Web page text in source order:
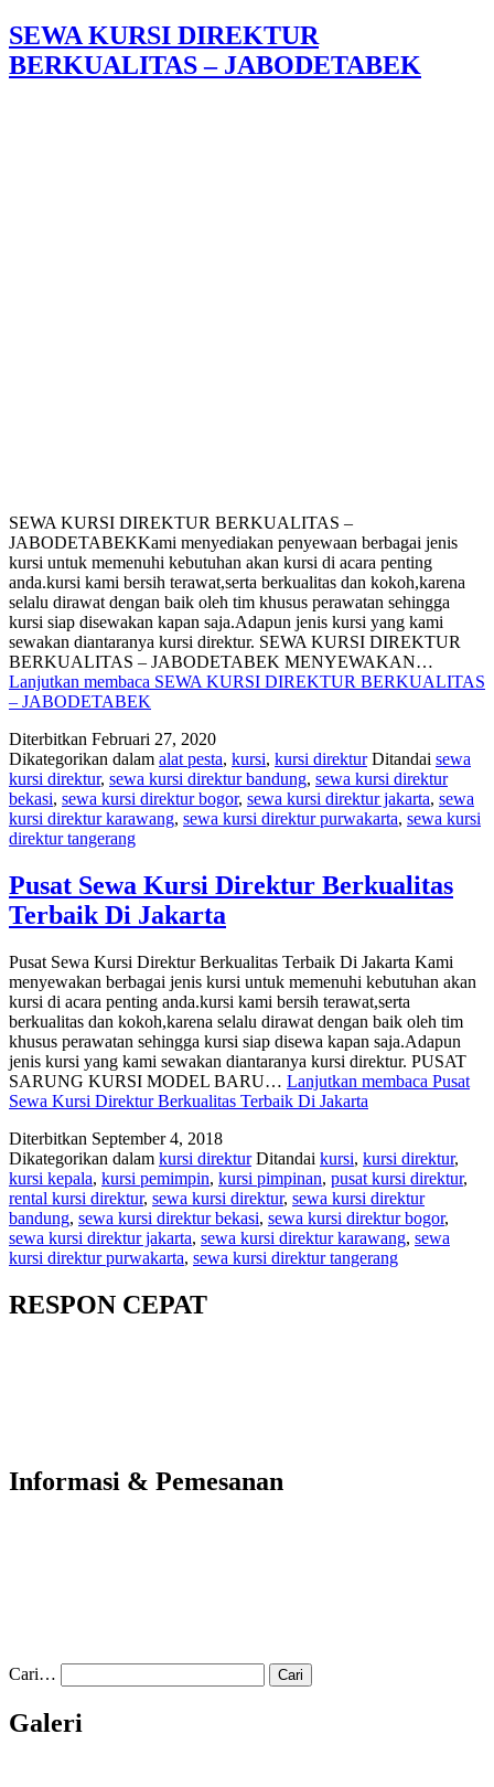
SEWA KURSI DIREKTUR
BERKUALITAS – JABODETABEK
SEWA KURSI DIREKTUR BERKUALITAS –
JABODETABEKKami menyediakan penyewaan berbagai jenis
kursi untuk memenuhi kebutuhan akan kursi di acara penting
anda.kursi kami bersih terawat,serta berkualitas dan kokoh,karena
selalu dirawat dengan baik oleh tim khusus perawatan sehingga
kursi siap disewakan kapan saja.Adapun jenis kursi yang kami
sewakan diantaranya kursi direktur. SEWA KURSI DIREKTUR
BERKUALITAS – JABODETABEK MENYEWAKAN…
Lanjutkan membaca SEWA KURSI DIREKTUR BERKUALITAS
– JABODETABEK
Diterbitkan Februari 27, 2020
Dikategorikan dalam alat pesta, kursi, kursi direktur Ditandai sewa
kursi direktur, sewa kursi direktur bandung, sewa kursi direktur
bekasi, sewa kursi direktur bogor, sewa kursi direktur jakarta, sewa
kursi direktur karawang, sewa kursi direktur purwakarta, sewa kursi
direktur tangerang
Pusat Sewa Kursi Direktur Berkualitas
Terbaik Di Jakarta
Pusat Sewa Kursi Direktur Berkualitas Terbaik Di Jakarta Kami
menyewakan berbagai jenis kursi untuk memenuhi kebutuhan akan
kursi di acara penting anda.kursi kami bersih terawat,serta
berkualitas dan kokoh,karena selalu dirawat dengan baik oleh tim
khusus perawatan sehingga kursi siap disewa kapan saja.Adapun
jenis kursi yang kami sewakan diantaranya kursi direktur. PUSAT
SARUNG KURSI MODEL BARU… Lanjutkan membaca Pusat
Sewa Kursi Direktur Berkualitas Terbaik Di Jakarta
Diterbitkan September 4, 2018
Dikategorikan dalam kursi direktur Ditandai kursi, kursi direktur,
kursi kepala, kursi pemimpin, kursi pimpinan, pusat kursi direktur,
rental kursi direktur, sewa kursi direktur, sewa kursi direktur
bandung, sewa kursi direktur bekasi, sewa kursi direktur bogor,
sewa kursi direktur jakarta, sewa kursi direktur karawang, sewa
kursi direktur purwakarta, sewa kursi direktur tangerang
RESPON CEPAT
Informasi & Pemesanan
Cari…
Galeri